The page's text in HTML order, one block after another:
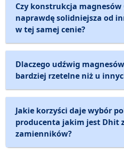
Czy konstrukcja magnesów
naprawdę solidniejsza od
w tej samej cenie?
Dlaczego udźwig
bardziej rzetelne niż u
Jakie korzyści daje wybór
producenta jakim jest Dhit
zamienników?